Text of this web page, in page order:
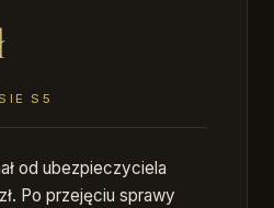
S5
od ubezpieczyciela
Po przejęciu sprawy